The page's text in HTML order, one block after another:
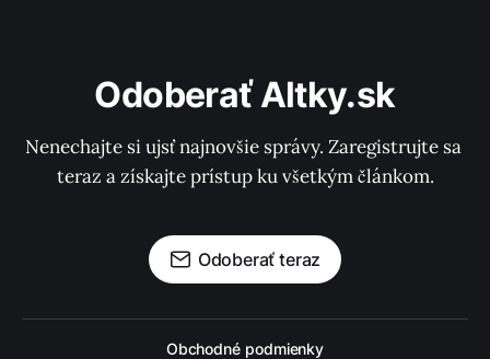
Odoberať Altky.sk
Nenechajte si ujsť najnovšie správy. Zaregistrujte sa
teraz a získajte prístup ku všetkým článkom.
Odoberať teraz
Obchodné podmienky